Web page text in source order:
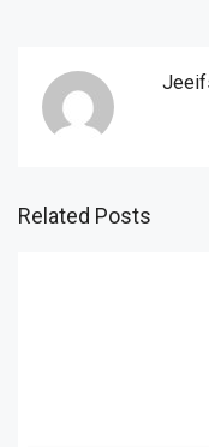
Related Posts